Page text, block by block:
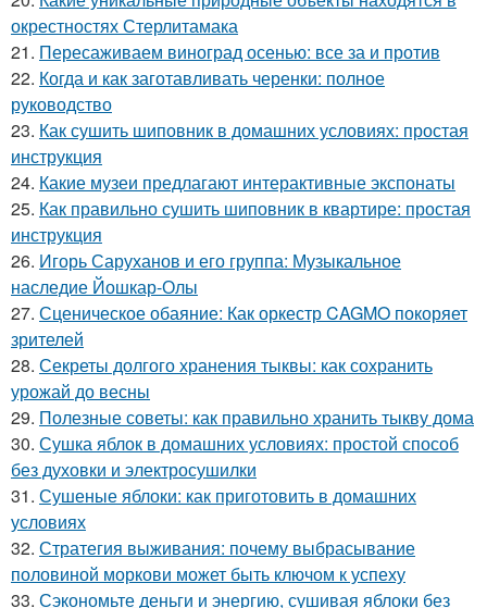
окрестностях Стерлитамака
21. Пересаживаем виноград осенью: все за и против
22. Когда и как заготавливать черенки: полное
руководство
23. Как сушить шиповник в домашних условиях: простая
инструкция
24. Какие музеи предлагают интерактивные экспонаты
25. Как правильно сушить шиповник в квартире: простая
инструкция
26. Игорь Саруханов и его группа: Музыкальное
наследие Йошкар-Олы
27. Сценическое обаяние: Как оркестр CAGMO покоряет
зрителей
28. Секреты долгого хранения тыквы: как сохранить
урожай до весны
29. Полезные советы: как правильно хранить тыкву дома
30. Сушка яблок в домашних условиях: простой способ
без духовки и электросушилки
31. Сушеные яблоки: как приготовить в домашних
условиях
32. Стратегия выживания: почему выбрасывание
половиной моркови может быть ключом к успеху
33. Сэкономьте деньги и энергию, сушивая яблоки без